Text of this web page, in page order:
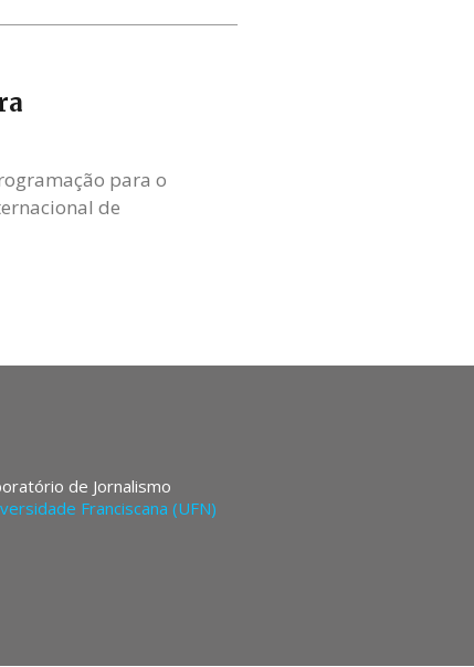
para o
de
de Jornalismo
Franciscana (UFN)